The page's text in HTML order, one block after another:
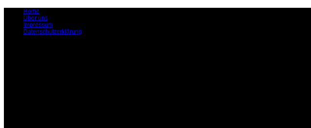
Home
Über uns
Impressum
Datenschutzerklärung